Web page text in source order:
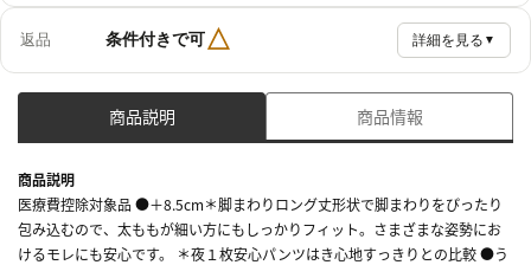
返品 条件付きで可△ 詳細を見る ▼
商品説明 商品情報
商品説明
医療費控除対象品 ●＋8.5cm＊脚まわりロング丈形状で脚まわりをぴったり
包み込むので、太ももが細い方にもしっかりフィット。さまざまな姿勢にお
けるモレにも安心です。 ＊夜１枚安心パンツはき心地すっきりとの比較 ●う